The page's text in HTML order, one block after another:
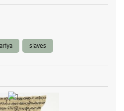
slaves